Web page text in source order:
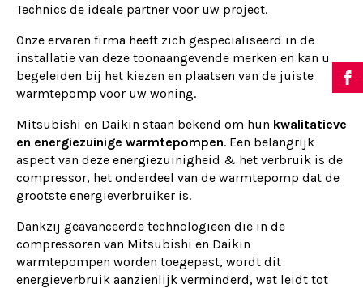
Technics de ideale partner voor uw project.
Onze ervaren firma heeft zich gespecialiseerd in de
installatie van deze toonaangevende merken en kan u
begeleiden bij het kiezen en plaatsen van de juiste
warmtepomp voor uw woning.
Mitsubishi en Daikin staan bekend om hun kwalitatieve
en energiezuinige warmtepompen. Een belangrijk
aspect van deze energiezuinigheid & het verbruik is de
compressor, het onderdeel van de warmtepomp dat de
grootste energieverbruiker is.
Dankzij geavanceerde technologieën die in de
compressoren van Mitsubishi en Daikin
warmtepompen worden toegepast, wordt dit
energieverbruik aanzienlijk verminderd, wat leidt tot